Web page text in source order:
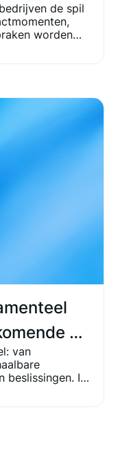
de spil
worden
vaak niet
je hoe je
met AI-
5
van
beslissingen. In
komende vijf